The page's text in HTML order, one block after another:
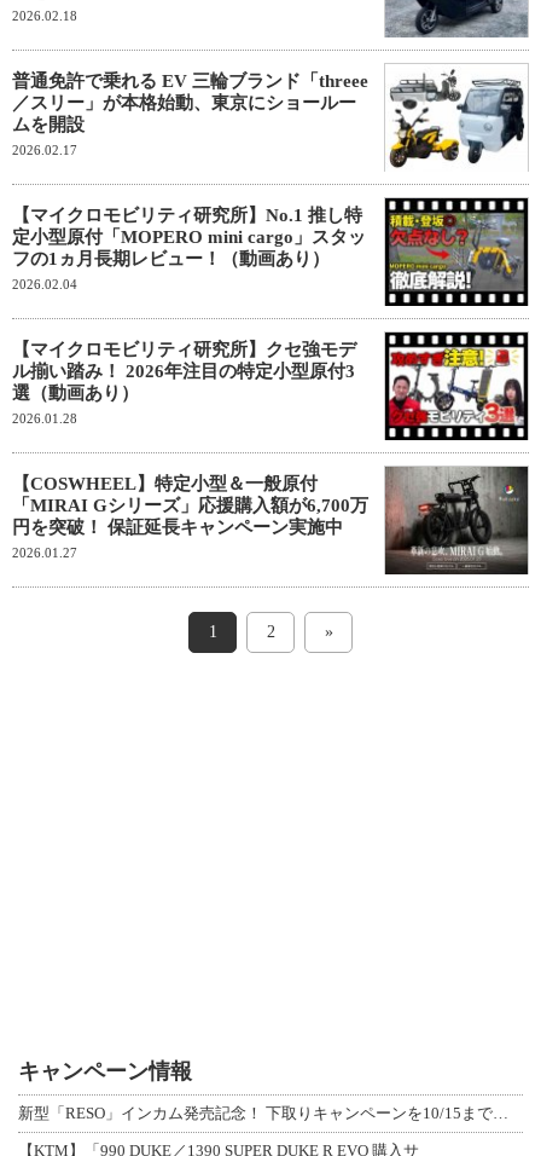
2026.02.18
普通免許で乗れる EV 三輪ブランド「threee
／スリー」が本格始動、東京にショールー
ムを開設
2026.02.17
【マイクロモビリティ研究所】No.1 推し特
定小型原付「MOPERO mini cargo」スタッ
フの1ヵ月長期レビュー！（動画あり）
2026.02.04
【マイクロモビリティ研究所】クセ強モデ
ル揃い踏み！ 2026年注目の特定小型原付3
選（動画あり）
2026.01.28
【COSWHEEL】特定小型＆一般原付
「MIRAI Gシリーズ」応援購入額が6,700万
円を突破！ 保証延長キャンペーン実施中
2026.01.27
1 2 »
キャンペーン情報
新型「RESO」インカム発売記念！ 下取りキャンペーンを10/15まで延長して開
【KTM】「990 DUKE／1390 SUPER DUKE R EVO 購入サ